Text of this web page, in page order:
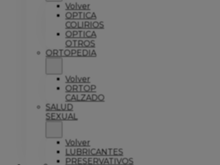
Volver
OPTICA
COLIRIOS
OPTICA
OTROS
ORTOPEDIA
Volver
ORTOP
CALZADO
SALUD
SEXUAL
Volver
LUBRICANTES
PRESERVATIVOS